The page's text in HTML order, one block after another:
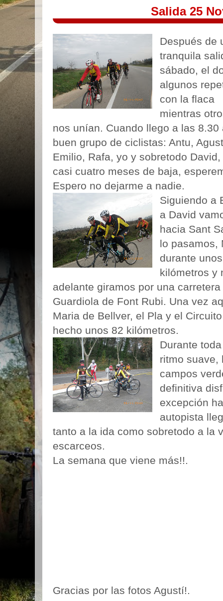
Salida 25
Después de
tranquila
sábado, el
algunos
con la flaca
mientras
nos unían. Cuando llego a las
buen grupo de ciclistas: Antu,
Emilio, Rafa, yo y sobretodo
casi cuatro meses de baja,
Espero no dejarme a nadie.
Siguiendo a
a David
hacia Sant
lo pasamos,
durante unos
kilómetros y
adelante giramos por una
Guardiola de Font Rubi. Una vez
Maria de Bellver, el Pla y el
hecho unos 82 kilómetros.
Durante
ritmo suave,
campos
definitiva
excepción
autopista
tanto a la ida como sobretodo a la
escarceos.
La semana que viene más!!.
Gracias por las fotos Agustí!.